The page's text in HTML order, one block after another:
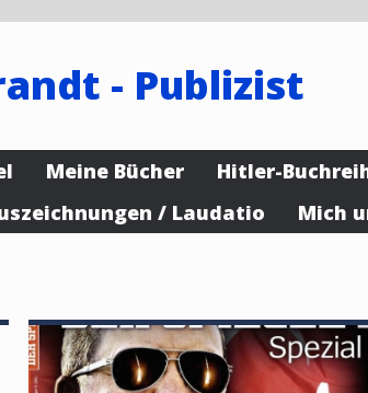
- Publizist
Meine Bücher Hitler-
/ Laudatio Mich